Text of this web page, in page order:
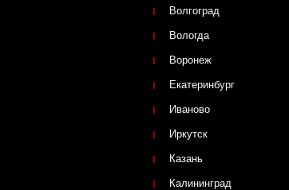
Волгоград
Вологда
Воронеж
Екатеринбург
Иваново
Иркутск
Казань
Калининград